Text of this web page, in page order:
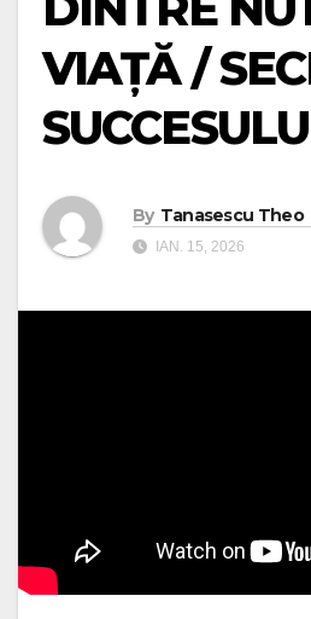
VIAȚĂ /
By Tanasescu Theo
IAN. 15, 2026